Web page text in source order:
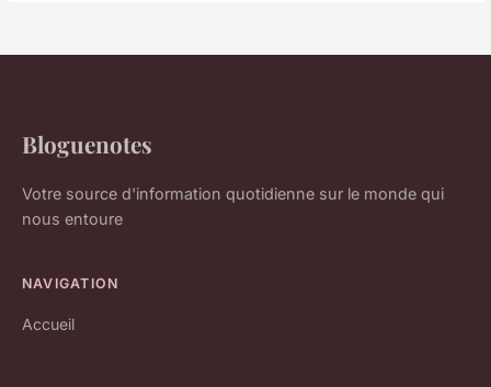
Bloguenotes
Votre source d'information quotidienne sur le monde qui
nous entoure
NAVIGATION
Accueil